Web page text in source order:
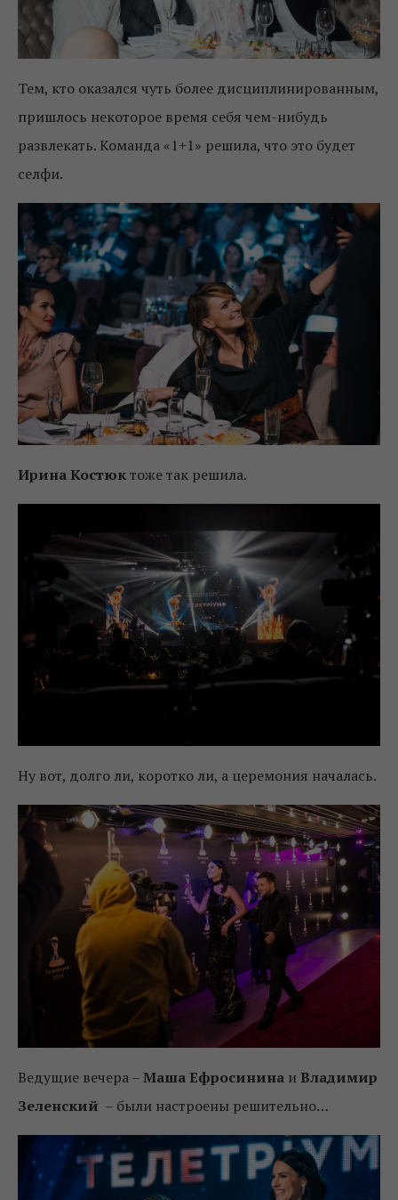
Тем, кто оказался чуть более дисциплинированным,
пришлось некоторое время себя чем-нибудь
развлекать. Команда «1+1» решила, что это будет
селфи.
Ирина Костюктоже так решила.
Ну вот, долго ли, коротко ли, а церемония началась.
Ведущие вечера –Маша Ефросинина и Владимир
Зеленский – были настроены решительно…